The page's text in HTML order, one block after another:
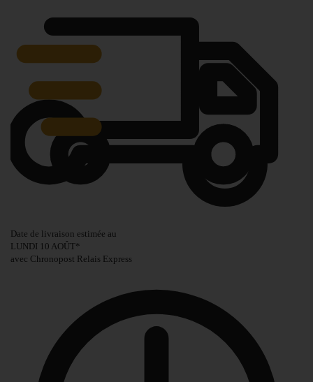
Date de livraison estimée au
LUNDI 10 AOÛT*
avec Chronopost Relais Express